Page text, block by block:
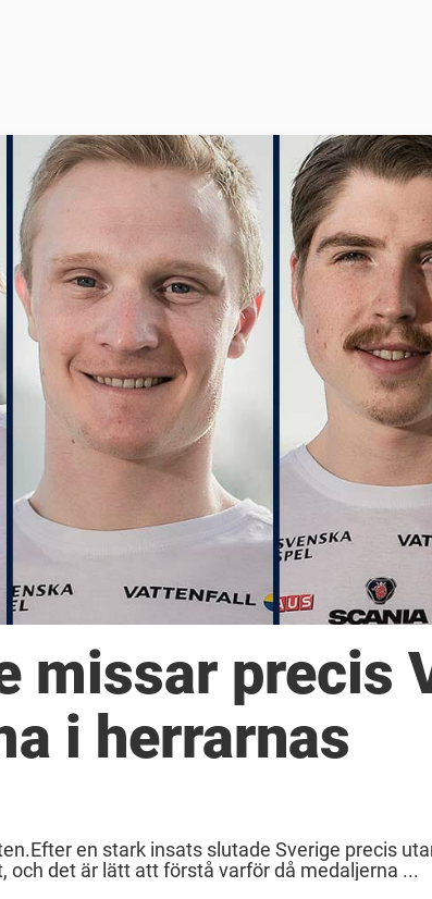
missar precis
i herrarnas
en stark insats slutade Sverige precis
det är lätt att förstå varför då medaljerna ...